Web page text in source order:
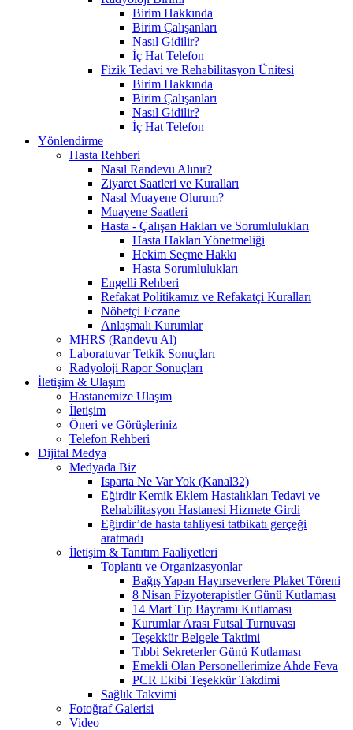
Birim Hakkında
Birim Çalışanları
Nasıl Gidilir?
İç Hat Telefon
Fizik Tedavi ve Rehabilitasyon Ünitesi
Birim Hakkında
Birim Çalışanları
Nasıl Gidilir?
İç Hat Telefon
Yönlendirme
Hasta Rehberi
Nasıl Randevu Alınır?
Ziyaret Saatleri ve Kuralları
Nasıl Muayene Olurum?
Muayene Saatleri
Hasta - Çalışan Hakları ve Sorumlulukları
Hasta Hakları Yönetmeliği
Hekim Seçme Hakkı
Hasta Sorumlulukları
Engelli Rehberi
Refakat Politikamız ve Refakatçi Kuralları
Nöbetçi Eczane
Anlaşmalı Kurumlar
MHRS (Randevu Al)
Laboratuvar Tetkik Sonuçları
Radyoloji Rapor Sonuçları
İletişim & Ulaşım
Hastanemize Ulaşım
İletişim
Öneri ve Görüşleriniz
Telefon Rehberi
Dijital Medya
Medyada Biz
Isparta Ne Var Yok (Kanal32)
Eğirdir Kemik Eklem Hastalıkları Tedavi ve
Rehabilitasyon Hastanesi Hizmete Girdi
Eğirdir’de hasta tahliyesi tatbikatı gerçeği
aratmadı
İletişim & Tanıtım Faaliyetleri
Toplantı ve Organizasyonlar
Bağış Yapan Hayırseverlere Plaket Töreni
8 Nisan Fizyoterapistler Günü Kutlaması
14 Mart Tıp Bayramı Kutlaması
Kurumlar Arası Futsal Turnuvası
Teşekkür Belgele Taktimi
Tıbbi Sekreterler Günü Kutlaması
Emekli Olan Personellerimize Ahde Feva
PCR Ekibi Teşekkür Takdimi
Sağlık Takvimi
Fotoğraf Galerisi
Video